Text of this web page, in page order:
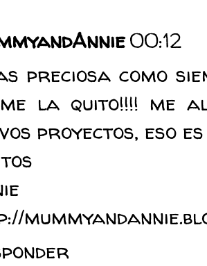
00:12
preciosa como
la quito!!!! me
proyectos, eso